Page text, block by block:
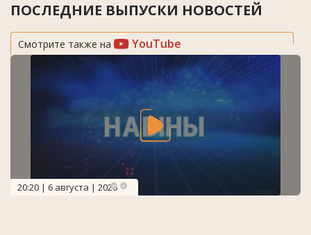
ПОСЛЕДНИЕ ВЫПУСКИ НОВОСТЕЙ
Смотрите также на YouTube
20:20 | 6 августа | 2026